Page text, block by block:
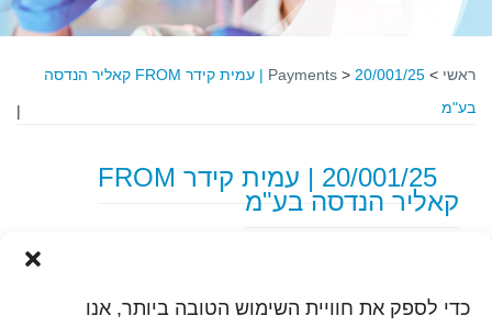
כדי לספק את חוויית השימוש הטובה ביותר, אנו
ראשי >
Payments >
20/001/25 | עמית קידר FROM קאליר הנדסה
בע"מ
|
20/001/25 | עמית קידר FROM
קאליר הנדסה בע"מ